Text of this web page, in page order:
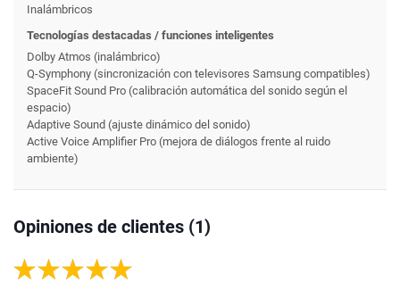
Inalámbricos
Tecnologías destacadas / funciones inteligentes
Dolby Atmos (inalámbrico)
Q-Symphony (sincronización con televisores Samsung compatibles)
SpaceFit Sound Pro (calibración automática del sonido según el
espacio)
Adaptive Sound (ajuste dinámico del sonido)
Active Voice Amplifier Pro (mejora de diálogos frente al ruido
ambiente)
Opiniones de clientes (1)